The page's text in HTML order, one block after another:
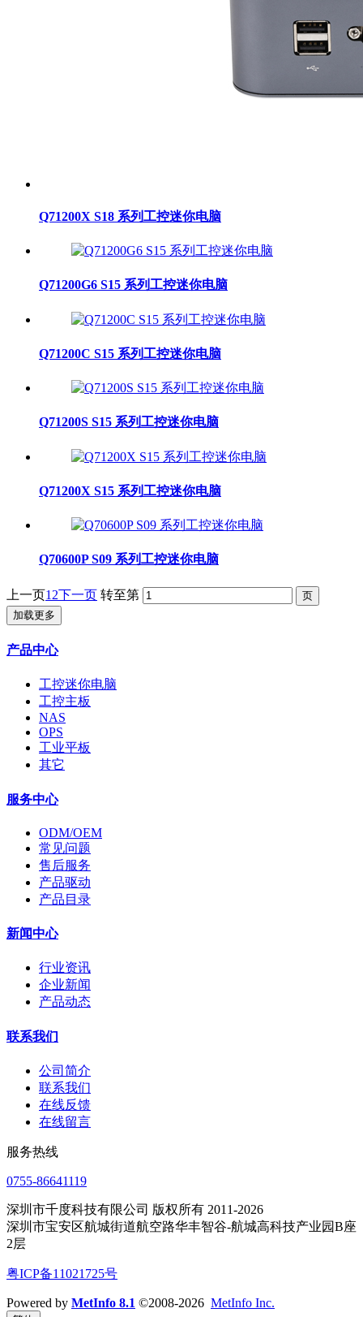
Q71200X S18 系列工控迷你电脑
Q71200G6 S15 系列工控迷你电脑
Q71200C S15 系列工控迷你电脑
Q71200S S15 系列工控迷你电脑
Q71200X S15 系列工控迷你电脑
Q70600P S09 系列工控迷你电脑
上一页1 2下一页 转至第
加载更多
产品中心
工控迷你电脑
工控主板
NAS
OPS
工业平板
其它
服务中心
ODM/OEM
常见问题
售后服务
产品驱动
产品目录
新闻中心
行业资讯
企业新闻
产品动态
联系我们
公司简介
联系我们
在线反馈
在线留言
服务热线
0755-86641119
深圳市千度科技有限公司 版权所有 2011-2026
深圳市宝安区航城街道航空路华丰智谷-航城高科技产业园B座
2层
粤ICP备11021725号
Powered by MetInfo 8.1 ©2008-2026 MetInfo Inc.